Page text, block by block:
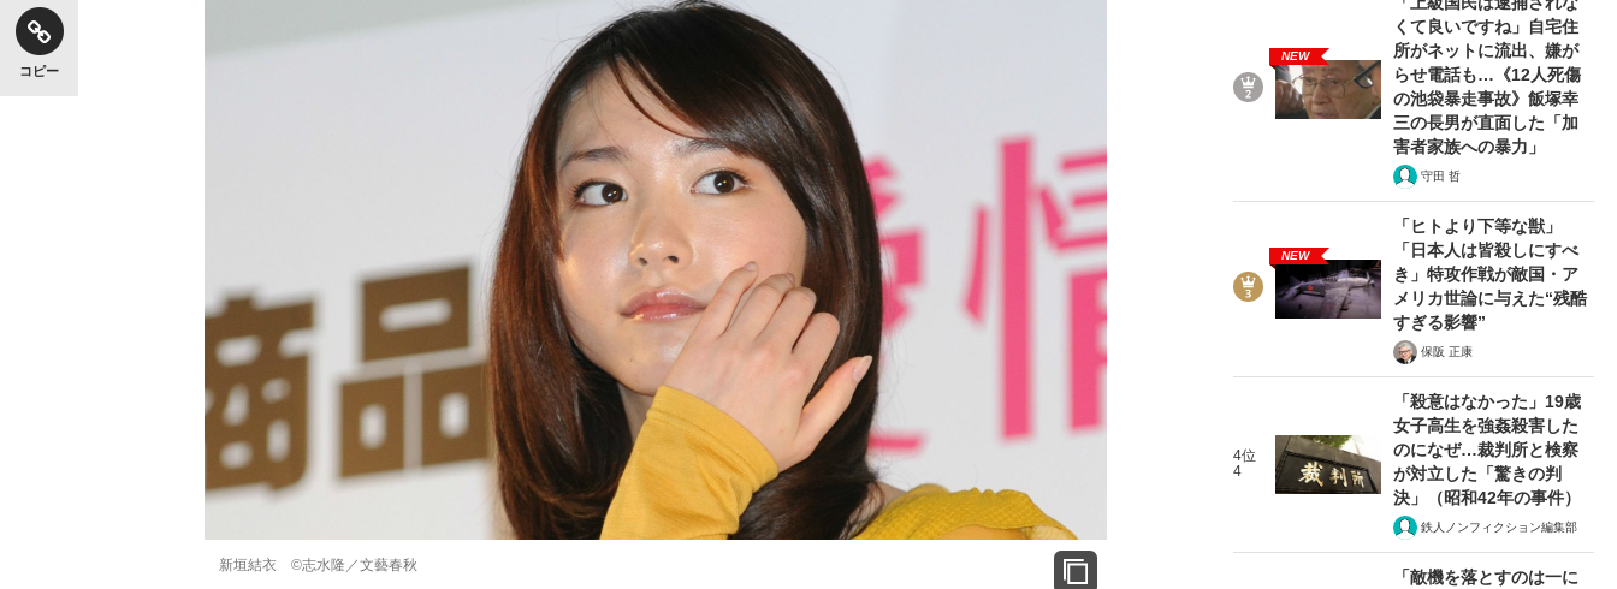
コピー
新垣結衣 ©志水隆／文藝春秋
NEW
くて良いですね」自宅住
所がネットに流出、嫌が
らせ電話も…《12人死傷
の池袋暴走事故》飯塚幸
三の長男が直面した「加
害者家族への暴力」
守田 哲
NEW
「ヒトより下等な獣」
「日本人は皆殺しにすべ
き」特攻作戦が敵国・ア
メリカ世論に与えた“残酷
すぎる影響”
保阪 正康
4位
4
「殺意はなかった」19歳
女子高生を強姦殺害した
のになぜ…裁判所と検察
が対立した「驚きの判
決」（昭和42年の事件）
鉄人ノンフィクション編集部
「敵機を落とすのは一に